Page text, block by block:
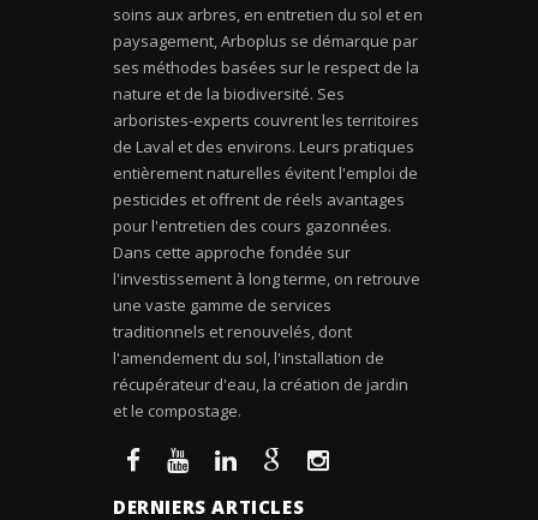
soins aux arbres, en entretien du sol et en
paysagement, Arboplus se démarque par
ses méthodes basées sur le respect de la
nature et de la biodiversité. Ses
arboristes-experts couvrent les territoires
de Laval et des environs. Leurs pratiques
entièrement naturelles évitent l'emploi de
pesticides et offrent de réels avantages
pour l'entretien des cours gazonnées.
Dans cette approche fondée sur
l'investissement à long terme, on retrouve
une vaste gamme de services
traditionnels et renouvelés, dont
l'amendement du sol, l'installation de
récupérateur d'eau, la création de jardin
et le compostage.
DERNIERS ARTICLES